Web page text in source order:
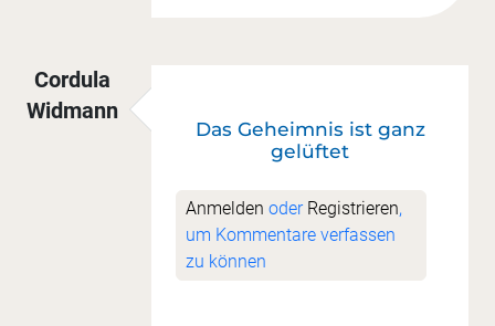
Cordula
Widmann
Das Geheimnis ist ganz
gelüftet
Anmelden oder Registrieren,
um Kommentare verfassen
zu können